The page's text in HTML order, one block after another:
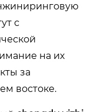
с
на их
за
востоке.